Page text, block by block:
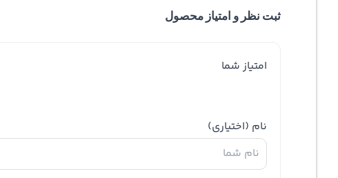
ثبت نظر و امتیاز محصول
امتیاز شما
نام (اختیاری)